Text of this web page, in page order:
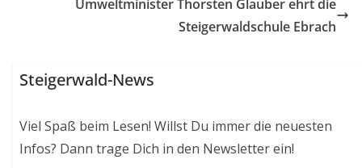
Umweltminister Thorsten Glauber ehrt die
Steigerwaldschule Ebrach
Steigerwald-News
Viel Spaß beim Lesen! Willst Du immer die neuesten
Infos? Dann trage Dich in den Newsletter ein!